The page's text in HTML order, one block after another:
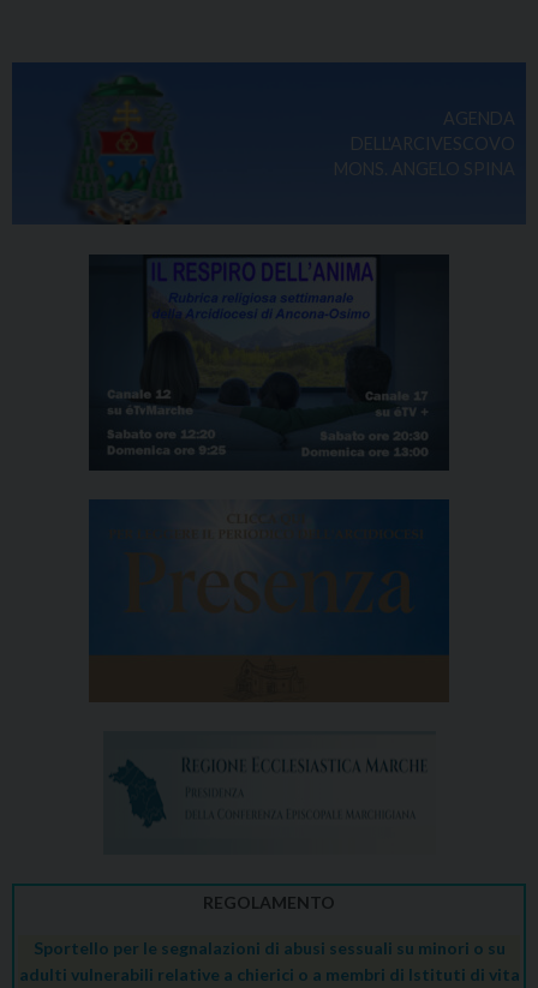
AGENDA
DELL'ARCIVESCOVO
MONS. ANGELO SPINA
REGOLAMENTO
Sportello per le segnalazioni di abusi sessuali su minori o su
adulti vulnerabili relative a chierici o a membri di Istituti di vita